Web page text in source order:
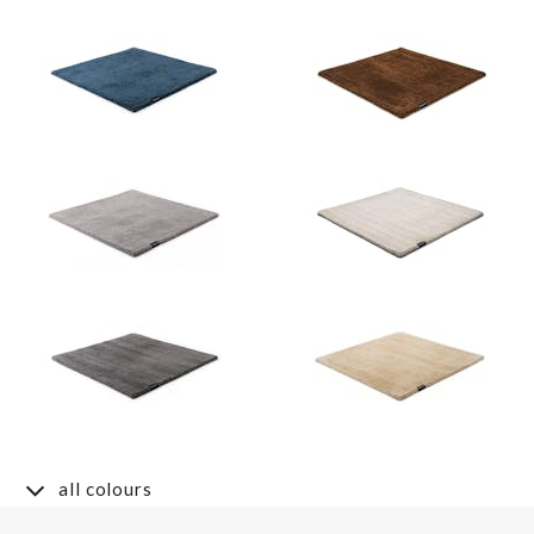
all colours